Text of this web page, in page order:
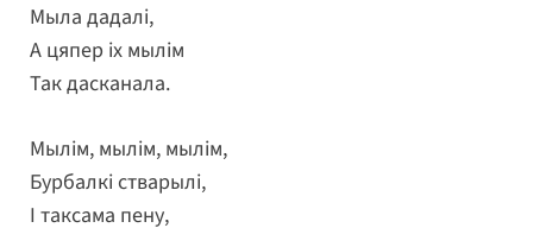
Мыла дадалі,
А цяпер іх мылім
Так дасканала.
Мылім, мылім, мылім,
Бурбалкі стварылі,
І таксама пену,